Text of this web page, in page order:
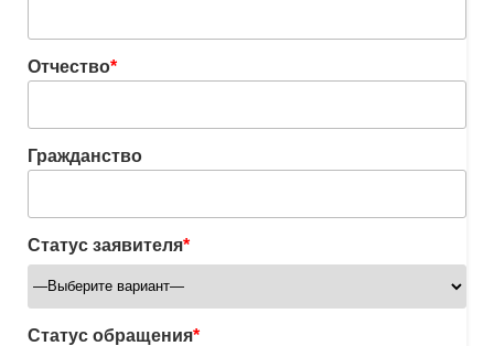
Отчество*
Гражданство
Статус заявителя*
Статус обращения*